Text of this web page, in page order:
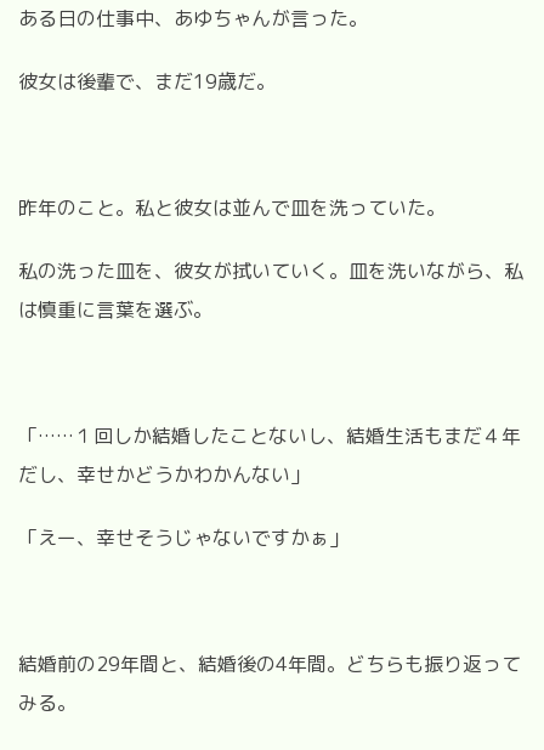
ある日の仕事中、あゆちゃんが言った。
彼女は後輩で、まだ19歳だ。
昨年のこと。私と彼女は並んで皿を洗っていた。
私の洗った皿を、彼女が拭いていく。皿を洗いながら、私
は慎重に言葉を選ぶ。
「……１回しか結婚したことないし、結婚生活もまだ４年
だし、幸せかどうかわかんない」
「えー、幸せそうじゃないですかぁ」
結婚前の29年間と、結婚後の4年間。 どちらも振り返って
みる。